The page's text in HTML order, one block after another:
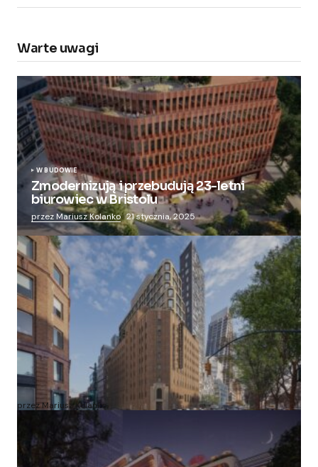
Warte uwagi
W BUDOWIE
Zmodernizują i przebudują 23-letni
biurowiec w Bristolu
przez Mariusz Kolanko 21 stycznia, 2025
Zmieniają więzienie dla kobiet w nowoczesny
apartamentowiec
przez Mariusz Kolanko 20 lipca, 2024